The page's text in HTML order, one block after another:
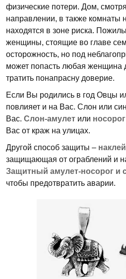
физические потери. Дом,
направлении, в также комнаты
находятся в зоне риска.
женщины, стоящие во главе
осторожность, но под
может попасть любая
тратить понапрасну доверие.
Если Вы родились в год Овцы
повлияет и на Вас. Слон или
Вас. Слон-амулет или
Вас от краж на улицах.
Другой способ защиты –
защищающая от ограблений и
Защитный амулет-носорог и
чтобы предотвратить аварии.